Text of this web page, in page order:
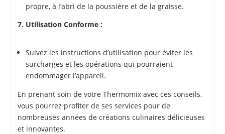
propre, à l’abri de la poussière et de la graisse.
7. Utilisation Conforme :
Suivez les instructions d’utilisation pour éviter les
surcharges et les opérations qui pourraient
endommager l’appareil.
En prenant soin de votre Thermomix avec ces conseils,
vous pourrez profiter de ses services pour de
nombreuses années de créations culinaires délicieuses
et innovantes.